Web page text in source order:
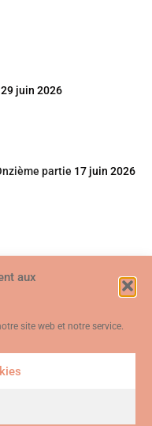
aux
site web et notre service.
29 juin 2026
partie 17 juin 2026
utilisés. Visitez notre